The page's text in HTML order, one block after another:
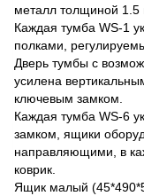
металл толщиной
Каждая тумба WS-1
полками,
Дверь тумбы с
усилена
ключевым замком.
Каждая тумба WS-6
замком, ящики
направляющими, в
коврик.
Ящик малый